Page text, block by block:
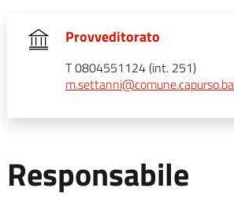
Provveditorato
T 0804551124 (int. 251)
Responsabile